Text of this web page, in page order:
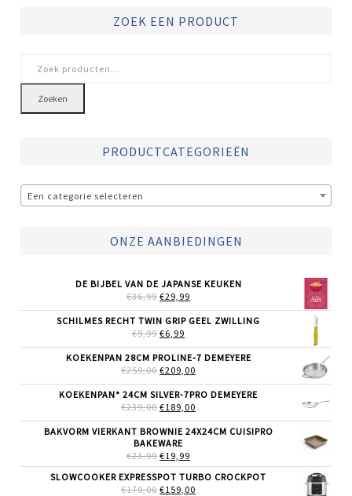
ZOEK EEN PRODUCT
naar:
Zoeken
PRODUCTCATEGORIEËN
Een categorie selecteren
ONZE AANBIEDINGEN
DE BIJBEL VAN DE JAPANSE KEUKEN
€36,99 OORSPRONKELIJKE
WAS:
€36,99.
€29,99
IS:
SCHILMES RECHT TWIN GRIP GEEL ZWILLING
€9,99 OORSPRONKELIJKE
WAS:
€9,99.
€6,99
IS:
€6,99.
KOEKENPAN 28CM PROLINE-7 DEMEYERE
€259,00 OORSPRONKELIJKE
WAS:
€259,00.
€209,00
IS:
KOEKENPAN* 24CM SILVER-7PRO DEMEYERE
€239,00 OORSPRONKELIJKE
WAS:
€239,00.
€189,00
IS:
BAKVORM VIERKANT BROWNIE 24X24CM CUISIPRO
BAKEWARE
€23,99 OORSPRONKELIJKE
PRIJS
WAS:
€23,99.
€19,99
PRIJS
IS:
€19,99.
SLOWCOOKER EXPRESSPOT TURBO CROCKPOT
€179,00 OORSPRONKELIJKE
€159,00